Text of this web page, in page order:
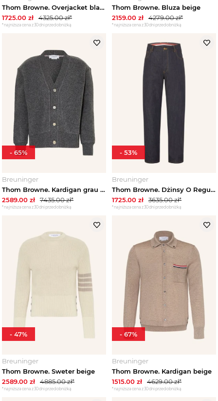
Thom Browne. Overjacket blau GRANATOWY
1725.00 zł 4325.00zł*
*najniższa cena z 30 dni przed obniżką
Thom Browne. Bluza beige
2159.00 zł 4279.00zł*
*najniższa cena z 30 dni przed obniżką
Breuninger
Thom Browne. Kardigan grau CZIEMNOSZARY
2589.00 zł 7435.00zł*
*najniższa cena z 30 dni przed obniżką
- 65%
Breuninger
Thom Browne. Dżinsy O Regularnym Kroju blau GRANATOWY
1725.00 zł 3635.00zł*
*najniższa cena z 30 dni przed obniżką
- 53%
Breuninger
Thom Browne. Sweter beige
2589.00 zł 4885.00zł*
*najniższa cena z 30 dni przed obniżką
- 47%
Breuninger
Thom Browne. Kardigan beige
1515.00 zł 4629.00zł*
*najniższa cena z 30 dni przed obniżką
- 67%